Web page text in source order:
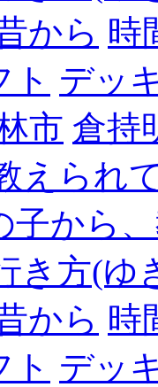
から 時
ト デッ
市 倉持
えられ
子から
き方(ゆ
から 時
ト デッ